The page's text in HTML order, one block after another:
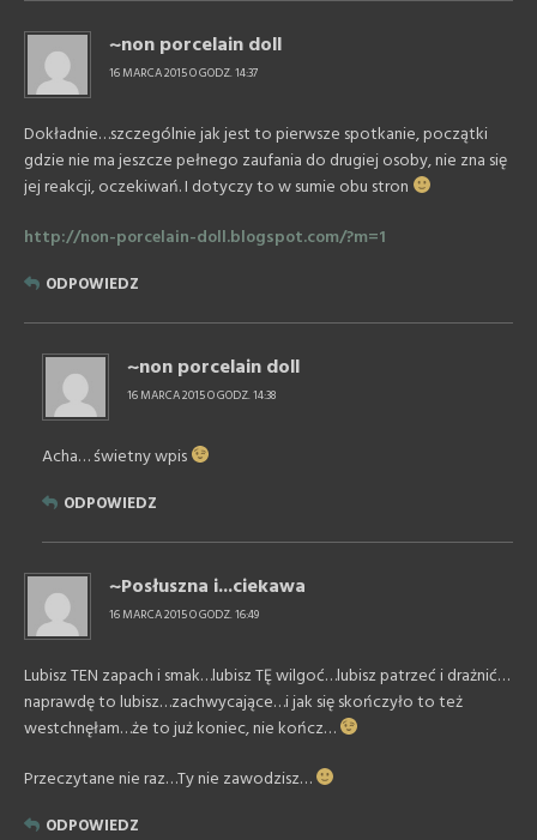
~non porcelain doll
16 MARCA 2015 O GODZ. 14:37
Dokładnie…szczególnie jak jest to pierwsze spotkanie, początki
gdzie nie ma jeszcze pełnego zaufania do drugiej osoby, nie zna się
jej reakcji, oczekiwań. I dotyczy to w sumie obu stron
http://non-porcelain-doll.blogspot.com/?m=1
ODPOWIEDZ
~non porcelain doll
16 MARCA 2015 O GODZ. 14:38
Acha… świetny wpis
ODPOWIEDZ
~Posłuszna i...ciekawa
16 MARCA 2015 O GODZ. 16:49
Lubisz TEN zapach i smak…lubisz TĘ wilgoć…lubisz patrzeć i drażnić…
naprawdę to lubisz…zachwycające…i jak się skończyło to też
westchnęłam…że to już koniec, nie kończ…
Przeczytane nie raz…Ty nie zawodzisz…
ODPOWIEDZ